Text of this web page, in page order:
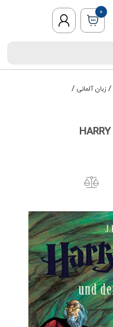
0
/ زبان آلمانی /